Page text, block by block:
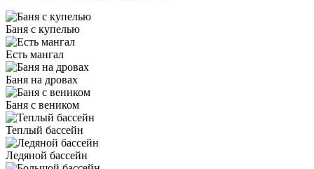
Баня с купелью
Есть мангал
Баня на дровах
Баня с веником
Теплый бассейн
Ледяной бассейн